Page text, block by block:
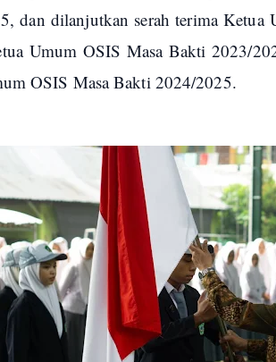
dan dilanjutkan serah terima
Umum OSIS Masa Bakti 2023/
OSIS Masa Bakti 2024/2025.